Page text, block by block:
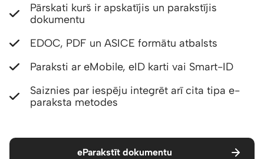
Pārskati kurš ir apskatījis un parakstījis
dokumentu
EDOC, PDF un ASICE formātu atbalsts
Paraksti ar eMobile, eID karti vai Smart-ID
Saiznies par iespēju integrēt arī cita tipa e-
paraksta metodes
eParakstīt dokumentu